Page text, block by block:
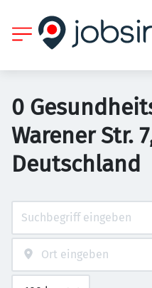
0
Warener Str.
Deutschland